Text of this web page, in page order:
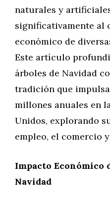
naturales y
significativamente al
económico de
Este artículo
árboles de Navidad
tradición que impulsa
millones anuales en
Unidos, explorando
empleo, el comercio
Impacto Económico
Navidad